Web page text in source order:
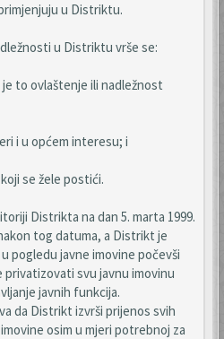
u Distriktu.
u Distriktu vrše se:
to ovlaštenje ili nadležnost
i u općem interesu; i
se žele postići.
Distrikta na dan 5. marta 1999.
tog datuma, a Distrikt je
pogledu javne imovine počevši
svu javnu imovinu
javnih funkcija.
da Distrikt izvrši prijenos svih
osim u mjeri potrebnoj za